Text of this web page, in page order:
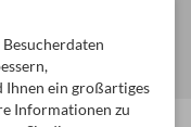
Ihnen ein großartiges
Informationen zu